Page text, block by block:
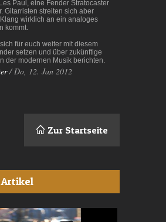
Paul, eine Fender Stratocaster
Gitarristen streiten sich aber
wirklich an ein analoges
kommt.
für euch weiter mit diesem
setzen und über zukünftige
der modernen Musik berichten.
/ Do, 12. Jan 2012
Zur Startseite